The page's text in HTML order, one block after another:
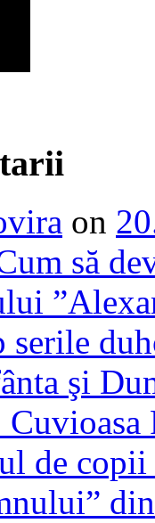
on
să
serile
şi
de